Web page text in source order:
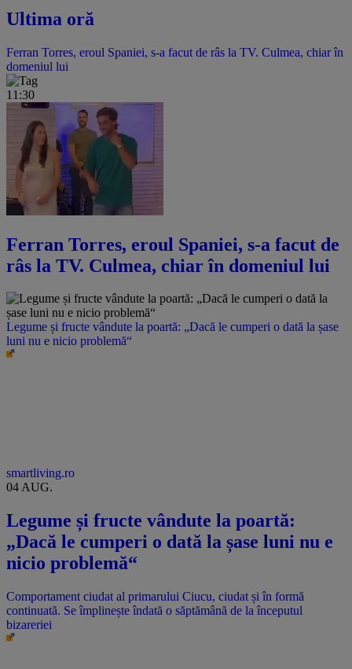
Ultima oră
Ferran Torres, eroul Spaniei, s-a facut de râs la TV. Culmea, chiar în
domeniul lui
11:30
Ferran Torres, eroul Spaniei, s-a facut de
râs la TV. Culmea, chiar în domeniul lui
Legume și fructe vândute la poartă: „Dacă le cumperi o dată la șase
luni nu e nicio problemă“
smartliving.ro
04 AUG.
Legume și fructe vândute la poartă:
„Dacă le cumperi o dată la șase luni nu e
nicio problemă“
Comportament ciudat al primarului Ciucu, ciudat și în formă
continuată. Se împlinește îndată o săptămână de la începutul
bizareriei